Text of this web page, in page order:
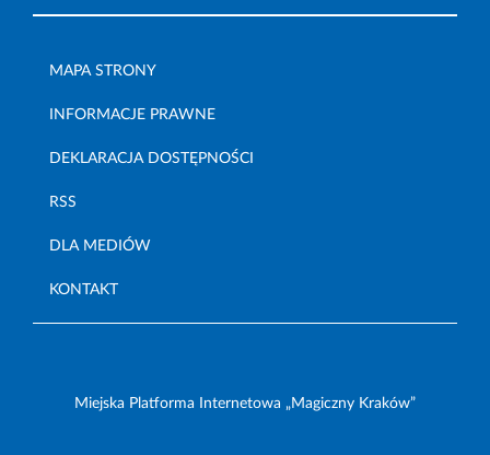
MAPA STRONY
INFORMACJE PRAWNE
DEKLARACJA DOSTĘPNOŚCI
RSS
DLA MEDIÓW
KONTAKT
Miejska Platforma Internetowa „Magiczny Kraków”